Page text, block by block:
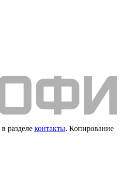
разделе контакты. Копирование